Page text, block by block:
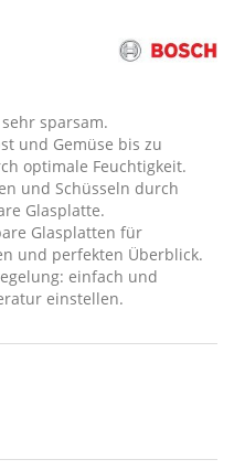
sparsam.
und Gemüse bis zu
optimale Feuchtigkeit.
und Schüsseln durch
Glasplatte.
Glasplatten für
und perfekten Überblick.
einfach und
einstellen.